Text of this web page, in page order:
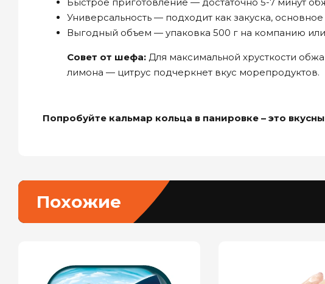
Универсальность — подходит как закуска,
Выгодный объем — упаковка 500 г на компанию
Совет от шефа: Для максимальной хрусткости
лимона — цитрус подчеркнет вкус морепродуктов.
Попробуйте кальмар кольца в панировке – это
Похожие